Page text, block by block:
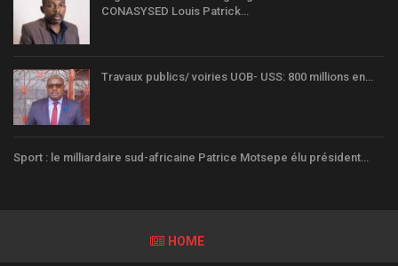
CONASYSED Louis Patrick…
Travaux publics/ voiries UOB- USS: 800 millions en…
Sport : le milliardaire sud-africaine Patrice Motsepe élu président…
HOME